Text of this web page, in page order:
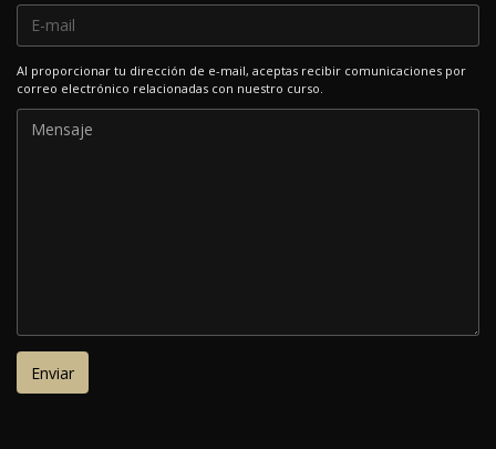
Al proporcionar tu dirección de e-mail, aceptas recibir comunicaciones por
correo electrónico relacionadas con nuestro curso.